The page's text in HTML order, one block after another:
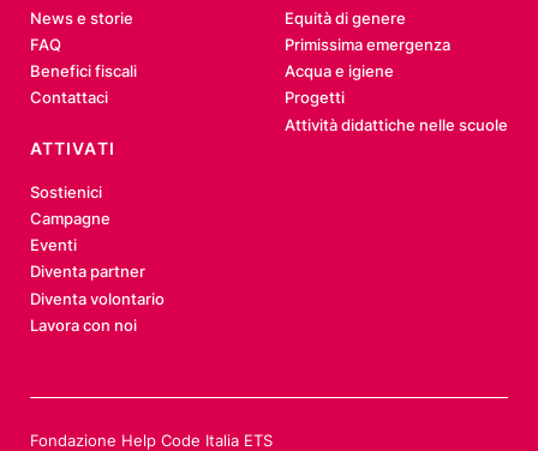
News e storie
FAQ
Benefici fiscali
Contattaci
Equità di genere
Primissima emergenza
Acqua e igiene
Progetti
Attività didattiche nelle scuole
ATTIVATI
Sostienici
Campagne
Eventi
Diventa partner
Diventa volontario
Lavora con noi
Fondazione Help Code Italia ETS